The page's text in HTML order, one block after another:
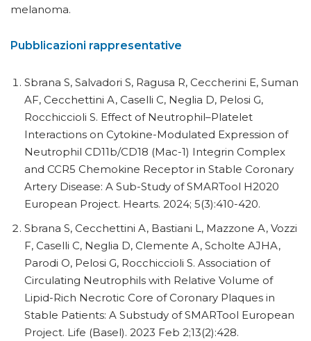
melanoma.
Pubblicazioni rappresentative
Sbrana S, Salvadori S, Ragusa R, Ceccherini E, Suman
AF, Cecchettini A, Caselli C, Neglia D, Pelosi G,
Rocchiccioli S. Effect of Neutrophil–Platelet
Interactions on Cytokine-Modulated Expression of
Neutrophil CD11b/CD18 (Mac-1) Integrin Complex
and CCR5 Chemokine Receptor in Stable Coronary
Artery Disease: A Sub-Study of SMARTool H2020
European Project. Hearts. 2024; 5(3):410-420.
Sbrana S, Cecchettini A, Bastiani L, Mazzone A, Vozzi
F, Caselli C, Neglia D, Clemente A, Scholte AJHA,
Parodi O, Pelosi G, Rocchiccioli S. Association of
Circulating Neutrophils with Relative Volume of
Lipid-Rich Necrotic Core of Coronary Plaques in
Stable Patients: A Substudy of SMARTool European
Project. Life (Basel). 2023 Feb 2;13(2):428.